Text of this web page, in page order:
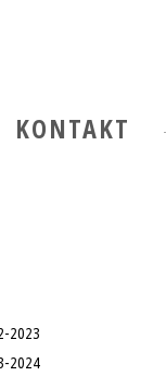
KONTAKT
2023
2024